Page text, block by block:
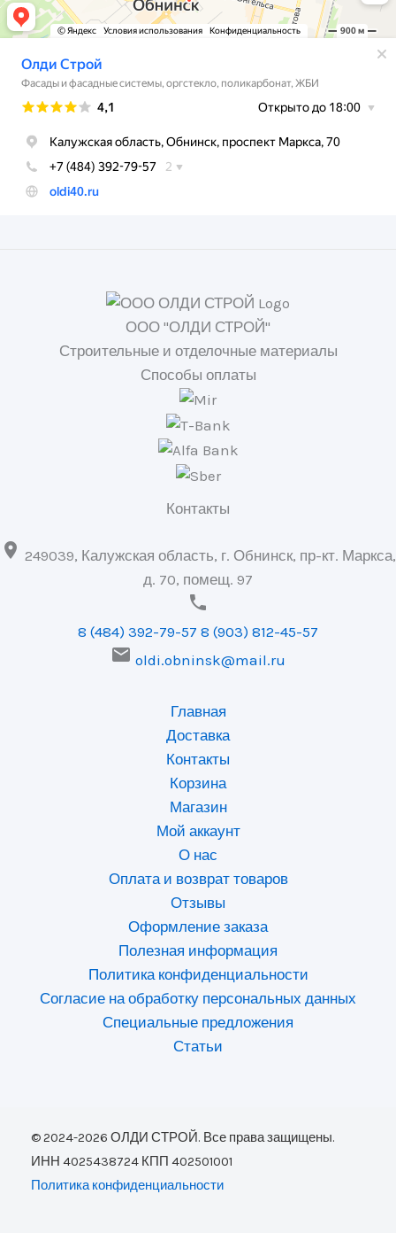
ООО "ОЛДИ СТРОЙ"
Строительные и отделочные материалы
Способы оплаты
Контакты
 249039, Калужская область, г. Обнинск, пр-кт. Маркса,
д. 70, помещ. 97

8 (484) 392-79-57 8 (903) 812-45-57
 oldi.obninsk@mail.ru
Главная
Доставка
Контакты
Корзина
Магазин
Мой аккаунт
О нас
Оплата и возврат товаров
Отзывы
Оформление заказа
Полезная информация
Политика конфиденциальности
Согласие на обработку персональных данных
Специальные предложения
Статьи
© 2024-2026 ОЛДИ СТРОЙ. Все права защищены.
ИНН 4025438724 КПП 402501001
Политика конфиденциальности